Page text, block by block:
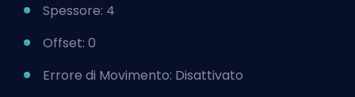
Spessore: 4
Offset: 0
Errore di Movimento: Disattivato